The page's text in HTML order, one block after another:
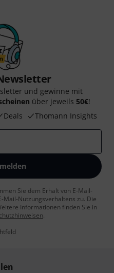
und gewinne mit
über jeweils 50€!
Deals Thomann Insights
Sie dem Erhalt von E-Mail-
Mail-Nutzungsverhaltens zu. Die
Informationen finden Sie in
.